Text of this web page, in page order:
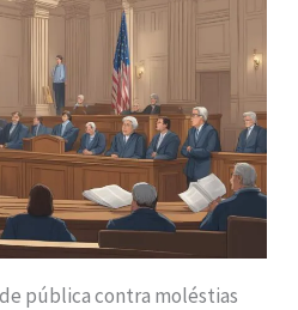
pública contra moléstias